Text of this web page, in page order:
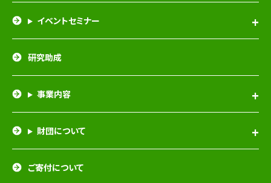
イベントセミナー
研究助成
事業内容
財団について
ご寄付について